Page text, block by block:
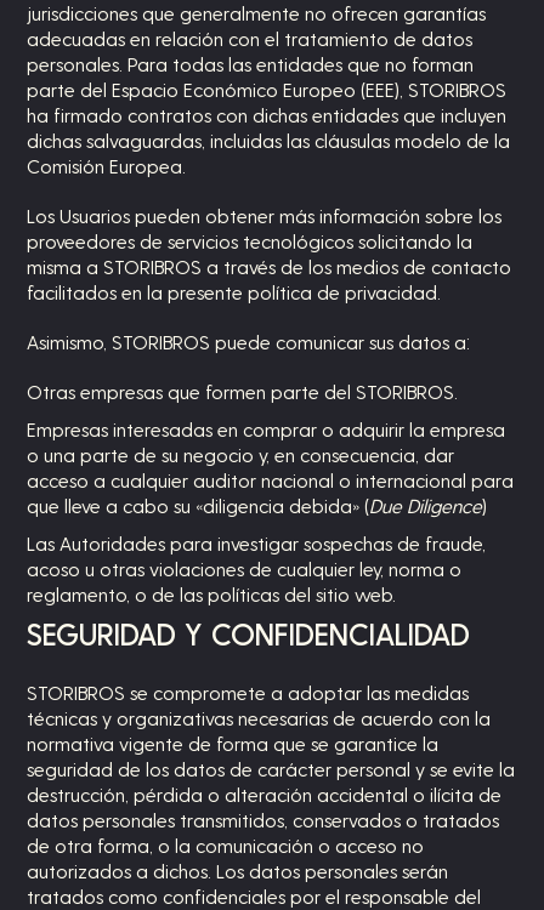
jurisdicciones que generalmente no ofrecen garantías
adecuadas en relación con el tratamiento de datos
personales. Para todas las entidades que no forman
parte del Espacio Económico Europeo (EEE), STORIBROS
ha firmado contratos con dichas entidades que incluyen
dichas salvaguardas, incluidas las cláusulas modelo de la
Comisión Europea.
Los Usuarios pueden obtener más información sobre los
proveedores de servicios tecnológicos solicitando la
misma a STORIBROS a través de los medios de contacto
facilitados en la presente política de privacidad.
Asimismo, STORIBROS puede comunicar sus datos a:
Otras empresas que formen parte del STORIBROS.
Empresas interesadas en comprar o adquirir la empresa
o una parte de su negocio y, en consecuencia, dar
acceso a cualquier auditor nacional o internacional para
que lleve a cabo su «diligencia debida» (Due Diligence)
Las Autoridades para investigar sospechas de fraude,
acoso u otras violaciones de cualquier ley, norma o
reglamento, o de las políticas del sitio web.
SEGURIDAD Y CONFIDENCIALIDAD
STORIBROS se compromete a adoptar las medidas
técnicas y organizativas necesarias de acuerdo con la
normativa vigente de forma que se garantice la
seguridad de los datos de carácter personal y se evite la
destrucción, pérdida o alteración accidental o ilícita de
datos personales transmitidos, conservados o tratados
de otra forma, o la comunicación o acceso no
autorizados a dichos. Los datos personales serán
tratados como confidenciales por el responsable del